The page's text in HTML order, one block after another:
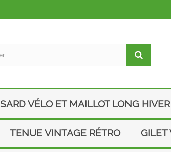
VÉLO ET MAILLOT LONG HIVER
TENUE VINTAGE RÉTRO GILET